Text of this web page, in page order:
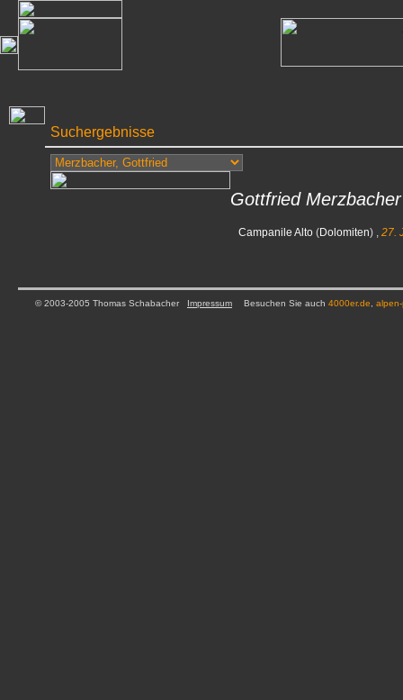
Suchergebnisse
Gottfried Merzbacher
Campanile Alto (Dolomiten) , 27.
© 2003-2005 Thomas Schabacher Impressum Besuchen Sie auch 4000er.de